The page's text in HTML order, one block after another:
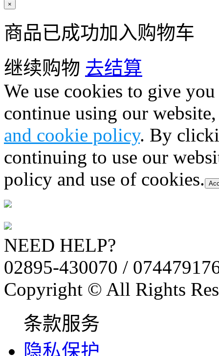
×
商品已成功加入购物车
继续购物 去结算
We use cookies to give
continue using our
and cookie policy. By
continuing to use our
policy and use of cookies.
NEED HELP?
02895-430070 /
Copyright © All Rights
条款服务
隐私保护